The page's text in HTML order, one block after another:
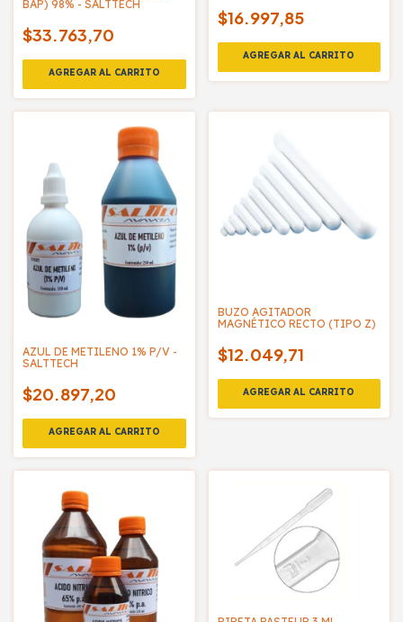
BAP) 98% - SALTTECH
$33.763,70
$16.997,85
AZUL DE METILENO 1% P/V -
SALTTECH
$20.897,20
BUZO AGITADOR
MAGNÉTICO RECTO (TIPO Z)
$12.049,71